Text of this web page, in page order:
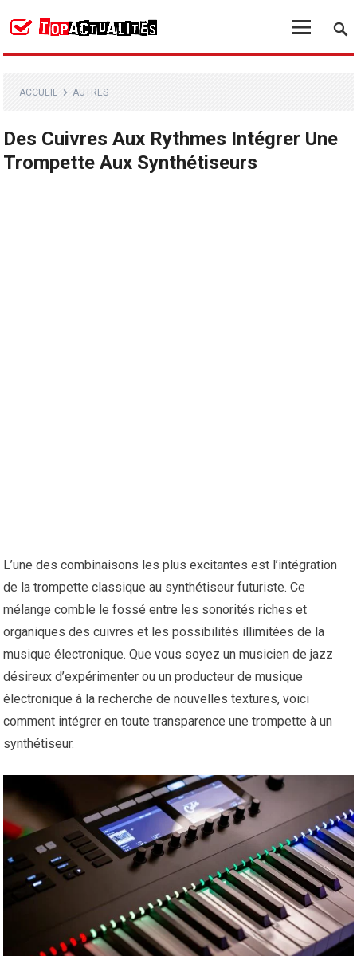
ACCUEIL AUTRES
Des Cuivres Aux Rythmes Intégrer Une
Trompette Aux Synthétiseurs
L’une des combinaisons les plus excitantes est l’intégration
de la trompette classique au synthétiseur futuriste. Ce
mélange comble le fossé entre les sonorités riches et
organiques des cuivres et les possibilités illimitées de la
musique électronique. Que vous soyez un musicien de jazz
désireux d’expérimenter ou un producteur de musique
électronique à la recherche de nouvelles textures, voici
comment intégrer en toute transparence une trompette à un
synthétiseur.